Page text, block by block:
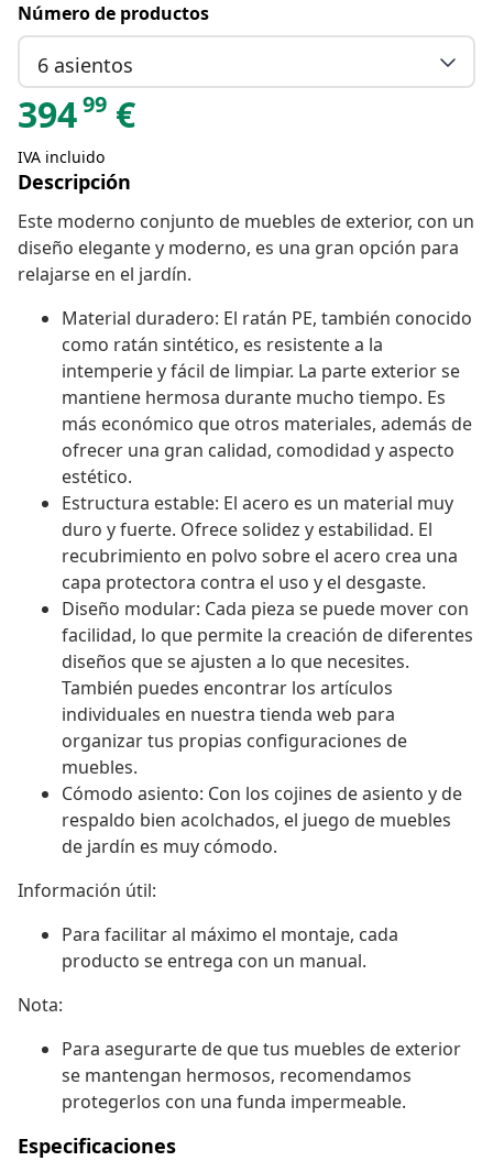
Número de productos
6 asientos
39499 €
IVA incluido
Descripción
Este moderno conjunto de muebles de exterior, con un
diseño elegante y moderno, es una gran opción para
relajarse en el jardín.
Material duradero: El ratán PE, también conocido
como ratán sintético, es resistente a la
intemperie y fácil de limpiar. La parte exterior se
mantiene hermosa durante mucho tiempo. Es
más económico que otros materiales, además de
ofrecer una gran calidad, comodidad y aspecto
estético.
Estructura estable: El acero es un material muy
duro y fuerte. Ofrece solidez y estabilidad. El
recubrimiento en polvo sobre el acero crea una
capa protectora contra el uso y el desgaste.
Diseño modular: Cada pieza se puede mover con
facilidad, lo que permite la creación de diferentes
diseños que se ajusten a lo que necesites.
También puedes encontrar los artículos
individuales en nuestra tienda web para
organizar tus propias configuraciones de
muebles.
Cómodo asiento: Con los cojines de asiento y de
respaldo bien acolchados, el juego de muebles
de jardín es muy cómodo.
Información útil:
Para facilitar al máximo el montaje, cada
producto se entrega con un manual.
Nota:
Para asegurarte de que tus muebles de exterior
se mantengan hermosos, recomendamos
protegerlos con una funda impermeable.
Especificaciones